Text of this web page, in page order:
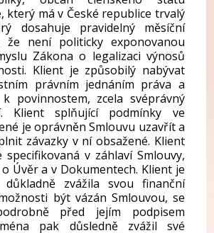
který má v České republice trvalý
dosahuje pravidelný měsíční
není politicky exponovanou
Zákona o legalizaci výnosů
Klient je způsobilý nabývat
právním jednáním práva a
povinnostem, zcela svéprávný
Klient splňující podmínky ve
je oprávněn Smlouvu uzavřít a
závazky v ní obsažené. Klient
v záhlaví Smlouvy,
Úvěr a v Dokumentech. Klient je
zvážila svou finanční
být vázán Smlouvou, se
před jejím podpisem
pak důsledně zvážil své